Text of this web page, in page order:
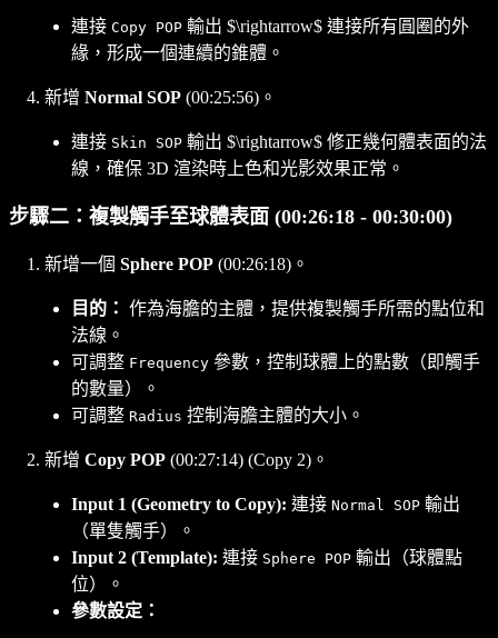
連接 Copy POP 輸出 $\rightarrow$ 連接所有圓圈的外
緣，形成一個連續的錐體。
新增 Normal SOP (00:25:56)。
連接 Skin SOP 輸出 $\rightarrow$ 修正幾何體表面的法
線，確保 3D 渲染時上色和光影效果正常。
步驟二：複製觸手至球體表面 (00:26:18 - 00:30:00)
新增一個 Sphere POP (00:26:18)。
目的： 作為海膽的主體，提供複製觸手所需的點位和
法線。
可調整 Frequency 參數，控制球體上的點數（即觸手
的數量）。
可調整 Radius 控制海膽主體的大小。
新增 Copy POP (00:27:14) (Copy 2)。
Input 1 (Geometry to Copy): 連接 Normal SOP 輸出
（單隻觸手）。
Input 2 (Template): 連接 Sphere POP 輸出（球體點
位）。
參數設定：